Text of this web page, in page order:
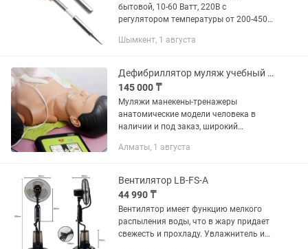
бытовой, 10-60 Ватт, 220В с
регулятором температуры от 200-450
индикатором и антистатической
электронщиков....
Шымкент, 1 августа
Дефибриллятор муляж учебный тренировочный для обучения анатомические модели
145 000 ₸
Муляжи манекены-тренажеры
анатомические модели человека в
наличии и под заказ, широкий
заказ цена дешевле, запросы на
переговоров от 12...
Алматы, 1 августа
Вентилятор LB-FS-A
44 990 ₸
Вентилятор имеет функцию мелкого
распыления воды, что в жару придает
свежесть и прохладу. Увлажнитель и